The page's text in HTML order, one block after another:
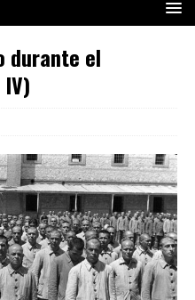
durante el